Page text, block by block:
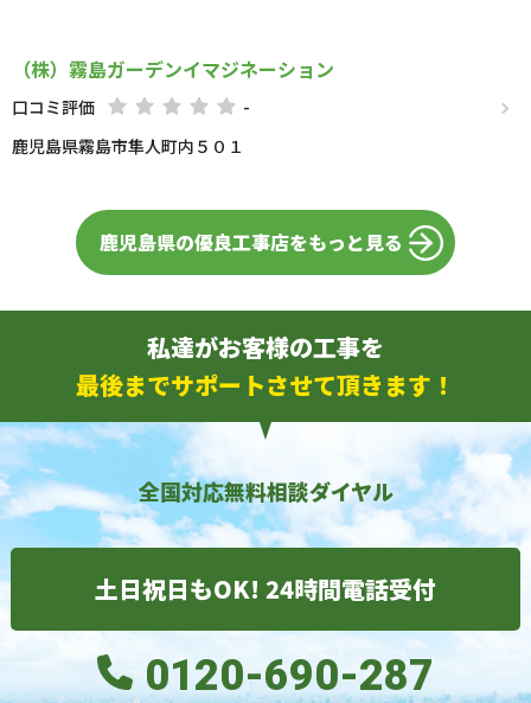
（株）霧島ガーデンイマジネーション
口コミ評価
-
鹿児島県霧島市隼人町内５０１
鹿児島県の優良工事店をもっと見る
私達がお客様の工事を
最後までサポートさせて頂きます！
全国対応無料相談ダイヤル
土日祝日もOK! 24時間電話受付
0120-690-287